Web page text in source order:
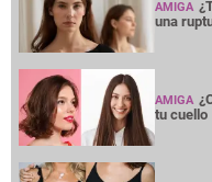
AMIGA
una
AMIGA
tu cuello